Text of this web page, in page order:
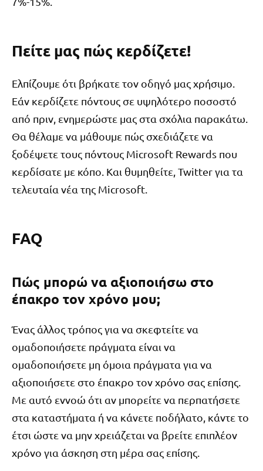
Πείτε μας πώς κερδίζετε!
Ελπίζουμε ότι βρήκατε τον οδηγό μας χρήσιμο.
Εάν κερδίζετε πόντους σε υψηλότερο ποσοστό
από πριν, ενημερώστε μας στα σχόλια παρακάτω.
Θα θέλαμε να μάθουμε πώς σχεδιάζετε να
ξοδέψετε τους πόντους Microsoft Rewards που
κερδίσατε με κόπο. Και θυμηθείτε, Twitter για τα
τελευταία νέα της Microsoft.
FAQ
Πώς μπορώ να αξιοποιήσω στο
έπακρο τον χρόνο μου;
Ένας άλλος τρόπος για να σκεφτείτε να
ομαδοποιήσετε πράγματα είναι να
ομαδοποιήσετε μη όμοια πράγματα για να
αξιοποιήσετε στο έπακρο τον χρόνο σας επίσης.
Με αυτό εννοώ ότι αν μπορείτε να περπατήσετε
στα καταστήματα ή να κάνετε ποδήλατο, κάντε το
έτσι ώστε να μην χρειάζεται να βρείτε επιπλέον
χρόνο για άσκηση στη μέρα σας επίσης.